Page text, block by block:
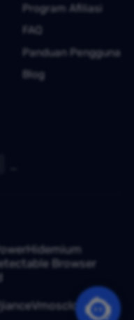
Program Afiliasi
FAQ
Panduan Pengguna
Blog
Hidemium
Browser
Vmoscloud